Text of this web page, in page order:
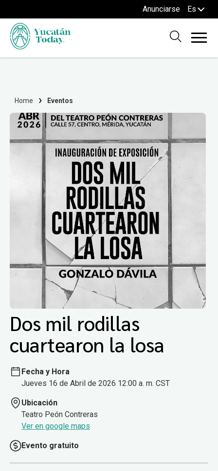
Anunciarse Es
Home Eventos
Dos mil rodillas
cuartearon la losa
Fecha y Hora
Jueves 16 de Abril de 2026 12:00 a. m. CST
Ubicación
Teatro Peón Contreras
Ver en google maps
Evento gratuito